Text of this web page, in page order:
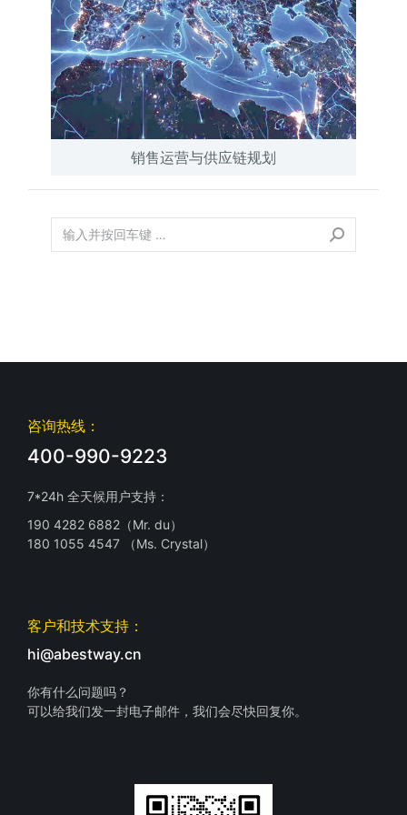
销售运营与供应链规划
咨询热线：
400-990-9223
7*24h 全天候用户支持：
190 4282 6882（Mr. du）
180 1055 4547 （Ms. Crystal）
客户和技术支持：
hi@abestway.cn
你有什么问题吗？
可以给我们发一封电子邮件，我们会尽快回复你。